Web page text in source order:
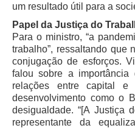
Comitê Gestor do Plano
no Âmbito do TRT11
Grupo Operacional do
Comitê de Equidade de
Comitê PopRuaJud
Comissão de Justiça
Comissão Permanente
um resultado útil para a
Papel da Justiça do
Para o ministro, “a
trabalho”, ressaltando que
conjugação de esforços.
falou sobre a
relações entre capital
desenvolvimento como o
desigualdade. “[A Justiça
representante da